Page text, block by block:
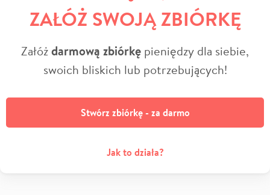
ZAŁÓŻ SWOJĄ ZBIÓRKĘ
Załóżdarmową zbiórkę pieniędzy dla siebie,
swoich bliskich lub potrzebujących!
Stwórz zbiórkę - za darmo
Jak to działa?